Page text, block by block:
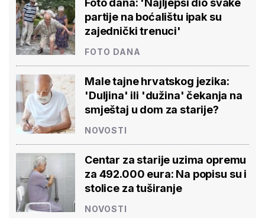
Foto dana: 'Najljepši dio svake
partije na boćalištu ipak su
zajednički trenuci'
FOTO DANA
Male tajne hrvatskog jezika:
'Duljina' ili 'dužina' čekanja na
smještaj u dom za starije?
NOVOSTI
Centar za starije uzima opremu
za 492.000 eura: Na popisu su i
stolice za tuširanje
NOVOSTI